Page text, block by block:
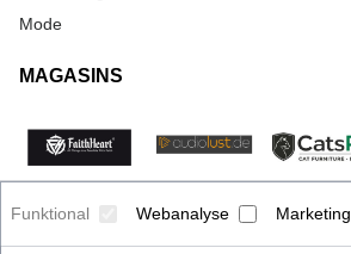
Funktional Webanalyse Marketing
Mode
MAGASINS